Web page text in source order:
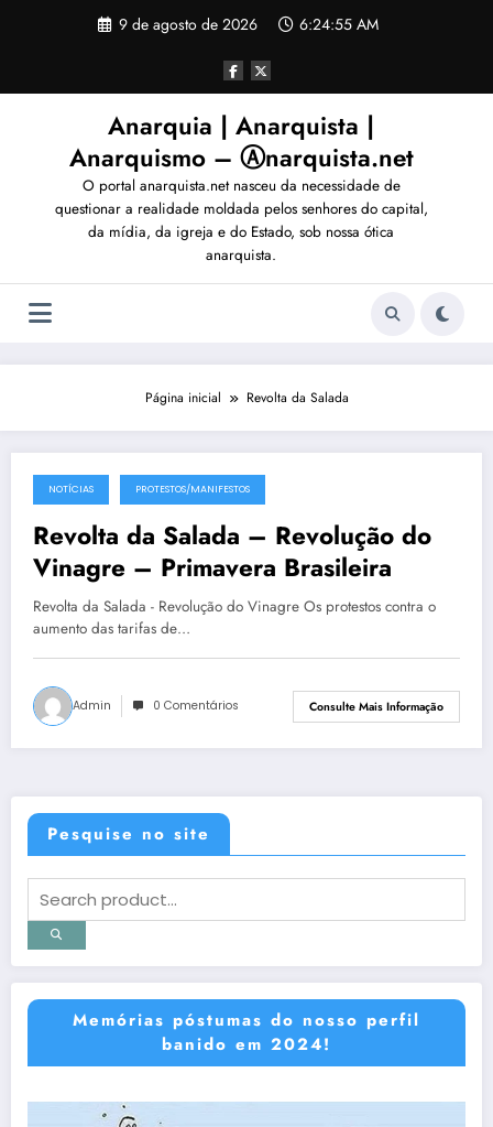
9 de agosto de 2026 6:24:58 AM
Anarquia | Anarquista |
Anarquismo – Ⓐnarquista.net
O portal anarquista.net nasceu da necessidade de
questionar a realidade moldada pelos senhores do capital,
da mídia, da igreja e do Estado, sob nossa ótica
anarquista.
Página inicial Revolta da Salada
15 de junho de 2013
NOTÍCIAS PROTESTOS/MANIFESTOS
Revolta da Salada – Revolução do
Vinagre – Primavera Brasileira
Revolta da Salada - Revolução do Vinagre Os protestos contra o
aumento das tarifas de…
Admin 0 Comentários Consulte Mais Informação
Pesquise no site
Memórias póstumas do nosso perfil
banido em 2024!